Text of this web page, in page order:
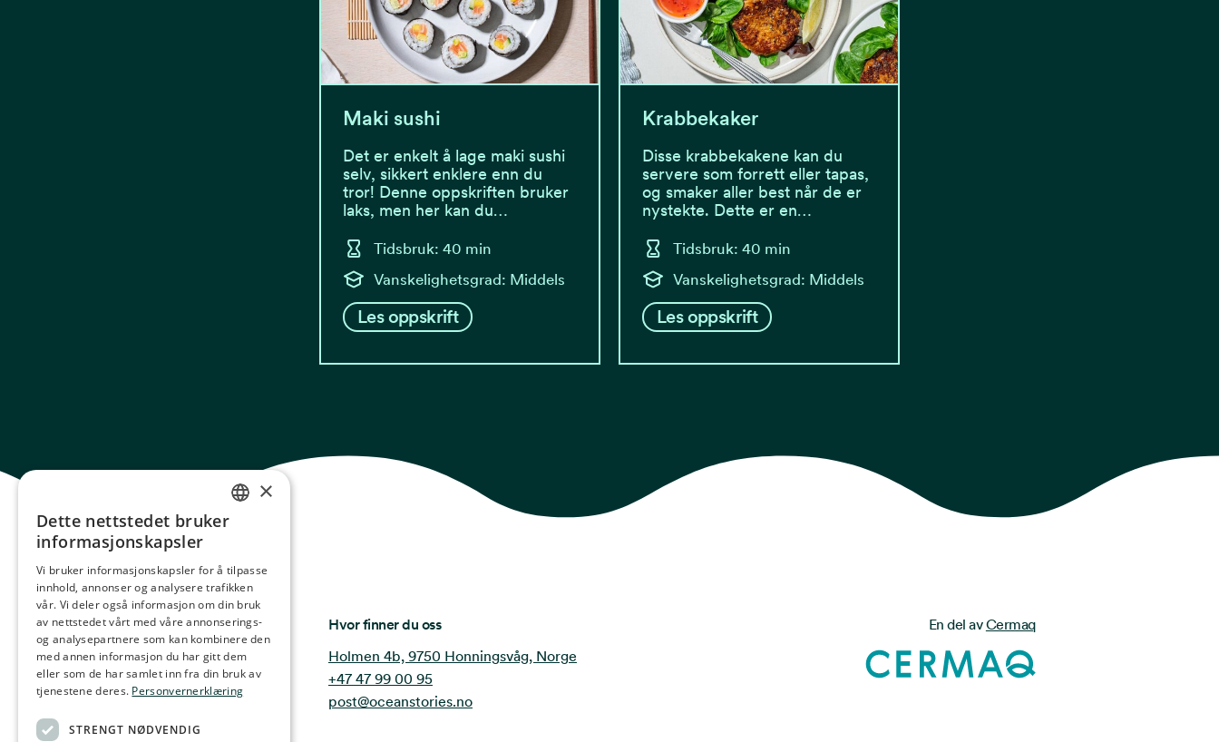
Maki sushi
Det er enkelt å lage maki sushi
selv, sikkert enklere enn du
tror! Denne oppskriften bruker
laks, men her kan du…
Tidsbruk: 40 min
Vanskelighetsgrad: Middels
Les oppskrift
Krabbekaker
Disse krabbekakene kan du
servere som forrett eller tapas,
og smaker aller best når de er
nystekte. Dette er en…
Tidsbruk: 40 min
Vanskelighetsgrad: Middels
Les oppskrift
Ocean Stories
Hvor finner du oss
Holmen 4b, 9750 Honningsvåg, Norge
+47 47 99 00 95
post@oceanstories.no
En del avCermaq
NORWEGIAN
GERMAN
FRENCH
SPANISH
FINNISH
×
Dette nettstedet bruker
informasjonskapsler
Vi bruker informasjonskapsler for å tilpasse
innhold, annonser og analysere trafikken
vår. Vi deler også informasjon om din bruk
av nettstedet vårt med våre annonserings-
og analysepartnere som kan kombinere den
med annen informasjon du har gitt dem
eller som de har samlet inn fra din bruk av
tjenestene deres. Personvernerklæring
STRENGT NØDVENDIG